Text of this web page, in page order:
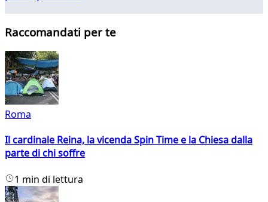
Raccomandati per te
Roma
Il cardinale Reina, la vicenda Spin Time e la Chiesa dalla
parte di chi soffre
1 min di lettura